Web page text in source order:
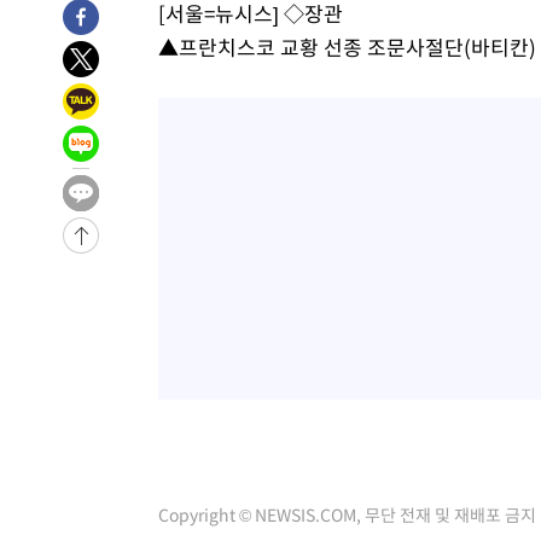
4시간 전 >
[속보]뉴욕증시 상승 마감…S&P 0.6% 나스닥 1.3%↑
-26793초 전 >
낮 최고 35도 '무더위'…동해안 시간당 30㎜ '강한 비'[내
-26063초 전 >
틀레티코 이적"
-25845초 전 >
-24814초 전 >
-18759초 전 >
-14866초 전 >
[속보]뉴욕증시 상승 마감…S&P 0.6% 나스닥 1.3%↑
[서울=뉴시스] ◇장관
▲프란치스코 교황 선종 조문사절단(바티칸)
Copyright © NEWSIS.COM, 무단 전재 및 재배포 금지